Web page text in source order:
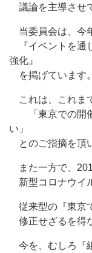
議論を主導させ
当委員会は、今
『イベントを通
強化』
を掲げています。
これは、これま
「東京での開催
い」
とのご指摘を頂
また一方で、
新型コロナウイ
従来型の『東京
修正せざるを得
今を、むしろ『